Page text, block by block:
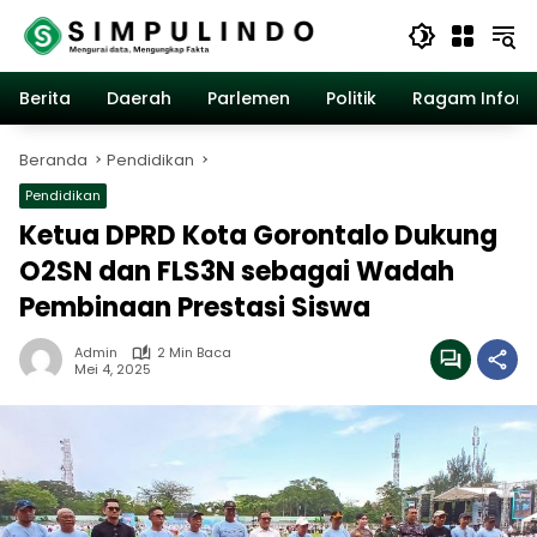
Langsung
konten
Berita
Daerah Parlemen Politik Ragam
Beranda Pendidikan
Pendidikan
Ketua DPRD Kota Gorontalo Dukung
O2SN dan FLS3N sebagai Wadah
Pembinaan Prestasi Siswa
Admin
2 Min Baca
Mei 4, 2025